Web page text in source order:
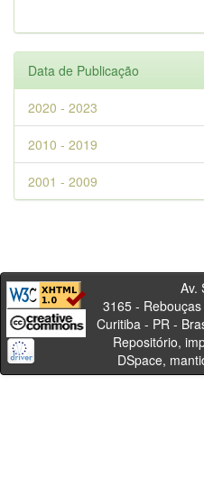
Data de Publicação
2020 - 2023
2010 - 2019
2001 - 2009
Av. Sete
3165 -
Curitiba -
Repositório,
DSpace,